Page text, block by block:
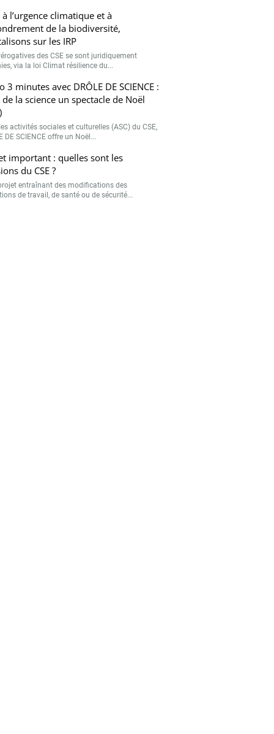
à l’urgence climatique et à
de la biodiversité,
sur les IRP
des CSE se sont juridiquement
via la loi Climat résilience du...
3 minutes avec DRÔLE DE SCIENCE :
la science un spectacle de Noël
activités sociales et culturelles (ASC) du CSE,
DE SCIENCE offre un Noël...
important : quelles sont les
du CSE ?
entraînant des modifications des
de travail, de santé ou de sécurité...